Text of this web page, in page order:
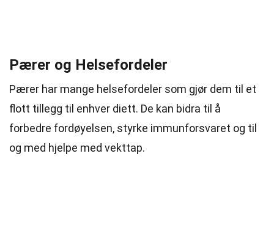
Pærer og Helsefordeler
Pærer har mange helsefordeler som gjør dem til et
flott tillegg til enhver diett. De kan bidra til å
forbedre fordøyelsen, styrke immunforsvaret og til
og med hjelpe med vekttap.